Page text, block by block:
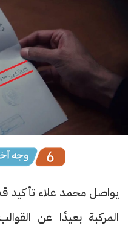
يواصل محمد علاء تأكيد
المركبة بعيدًا عن